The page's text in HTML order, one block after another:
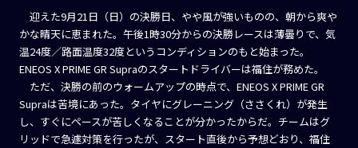
迎えた9月21日（日）の決勝日、やや風が強いものの、朝から爽や
かな晴天に恵まれた。午後1時30分からの決勝レースは薄曇りで、気
温24度／路面温度32度というコンディションのもと始まった。
ENEOS X PRIME GR Supraのスタートドライバーは福住が務めた。
ただ、決勝の前のウォームアップの時点で、ENEOS X PRIME GR
Supraは苦境にあった。タイヤにグレーニング（ささくれ）が発生
し、すぐにペースが苦しくなることが分かったからだ。チームはグ
リッドで急遽対策を行ったが、スタート直後から予想どおり、福住